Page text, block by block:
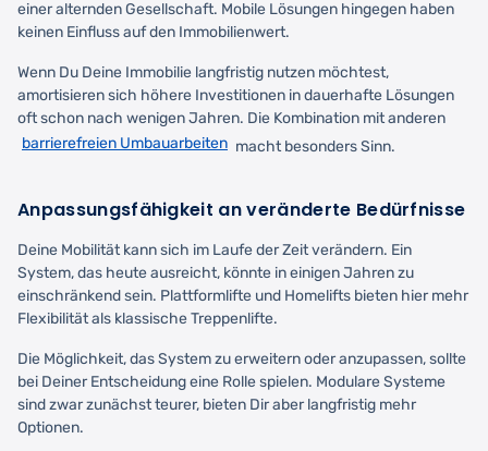
einer alternden Gesellschaft. Mobile Lösungen hingegen haben
keinen Einfluss auf den Immobilienwert.
Wenn Du Deine Immobilie langfristig nutzen möchtest,
amortisieren sich höhere Investitionen in dauerhafte Lösungen
oft schon nach wenigen Jahren. Die Kombination mit anderen
barrierefreien Umbauarbeiten macht besonders Sinn.
Anpassungsfähigkeit an veränderte Bedürfnisse
Deine Mobilität kann sich im Laufe der Zeit verändern. Ein
System, das heute ausreicht, könnte in einigen Jahren zu
einschränkend sein. Plattformlifte und Homelifts bieten hier mehr
Flexibilität als klassische Treppenlifte.
Die Möglichkeit, das System zu erweitern oder anzupassen, sollte
bei Deiner Entscheidung eine Rolle spielen. Modulare Systeme
sind zwar zunächst teurer, bieten Dir aber langfristig mehr
Optionen.